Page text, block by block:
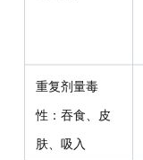
重复剂量毒
性：吞食、皮
肤、吸入